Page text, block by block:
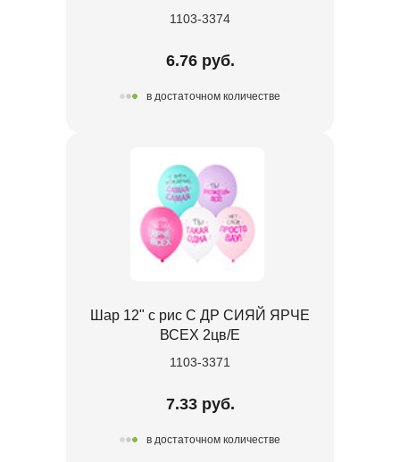
1103-3374
6.76 руб.
в достаточном количестве
Шар 12" с рис С ДР СИЯЙ ЯРЧЕ
ВСЕХ 2цв/E
1103-3371
7.33 руб.
в достаточном количестве